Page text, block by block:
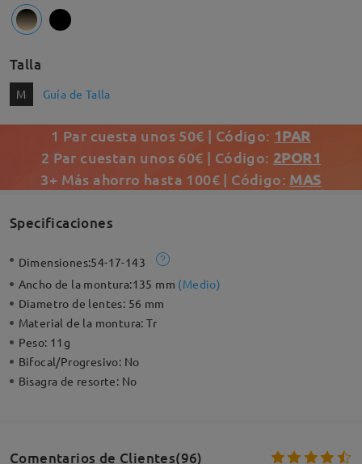
Talla
M Guía de Talla
1 Par cuesta unos 50€ | Código: 1PAR
2 Par cuestan unos 60€ | Código: 2POR1
3+ Más ahorro hasta 100€ | Código: MAS
Specificaciones
Dimensiones:54-17-143
Ancho de la montura:135 mm (Medio)
Diametro de lentes: 56 mm
Material de la montura:Tr
Peso: 11g
Bifocal/Progresivo: No
Bisagra de resorte: No
Comentarios de Clientes(96)